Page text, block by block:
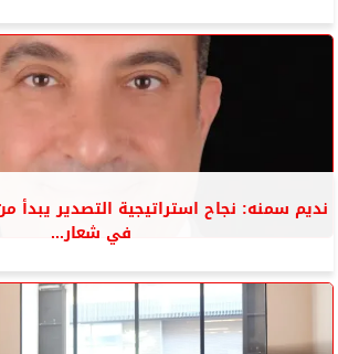
نديم سمنه: نجاح استراتيجية التصدير يبدأ
في شعار...